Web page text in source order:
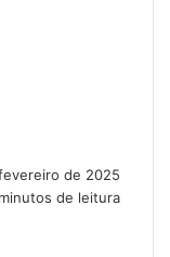
de 2025
de leitura